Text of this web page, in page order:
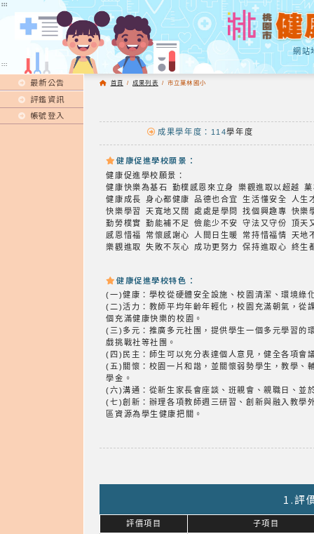
:::
網站
:::
最新公告
評鑑資訊
帳號登入
首頁 / 成果列表 / 市立菓林國小
成果學年度：114學年度
健康促進學校願景：
健康促進學校願景：
健康快樂為基石 勤樸感恩來立身 樂觀進取以超越
健康成長 身心都健康 品德也合宜 生活懂安全 人生
快樂學習 天寬地又闊 處處是學問 找個興趣專 快樂
勤勞樸實 勤能補不足 儉能少不安 守法又守份 頂天
感恩惜福 常懷感謝心 人間日生暖 常持惜福情 天地
樂觀進取 失敗不灰心 成功更努力 保持進取心 終生
健康促進學校特色：
(一)健康：學校從硬體安全設施、校園清潔、環境綠
(二)活力：教師平均年齡年輕化，校園充滿朝氣，從
個充滿健康快樂的校園。
(三)多元：推廣多元社團，提供學生一個多元學習的
戲挑戰社等社團。
(四)民主：師生可以充分表達個人意見，健全各項會
(五)關懷：校園一片和諧，並關懷弱勢學生，教學、
學金。
(六)溝通：從新生家長會座談、班親會、親職日、並
(七)創新：辦理各項教師週三研習、創新與融入教學
區資源為學生健康把關。
1.評
評價項目 子項目
:::